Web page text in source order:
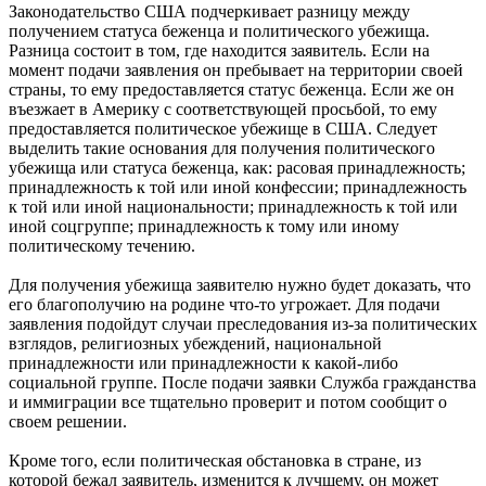
Законодательство США подчеркивает разницу между
получением статуса беженца и политического убежища.
Разница состоит в том, где находится заявитель. Если на
момент подачи заявления он пребывает на территории своей
страны, то ему предоставляется статус беженца. Если же он
въезжает в Америку с соответствующей просьбой, то ему
предоставляется политическое убежище в США. Следует
выделить такие основания для получения политического
убежища или статуса беженца, как: расовая принадлежность;
принадлежность к той или иной конфессии; принадлежность
к той или иной национальности; принадлежность к той или
иной соцгруппе; принадлежность к тому или иному
политическому течению.
Для получения убежища заявителю нужно будет доказать, что
его благополучию на родине что-то угрожает. Для подачи
заявления подойдут случаи преследования из-за политических
взглядов, религиозных убеждений, национальной
принадлежности или принадлежности к какой-либо
социальной группе. После подачи заявки Служба гражданства
и иммиграции все тщательно проверит и потом сообщит о
своем решении.
Кроме того, если политическая обстановка в стране, из
которой бежал заявитель, изменится к лучшему, он может